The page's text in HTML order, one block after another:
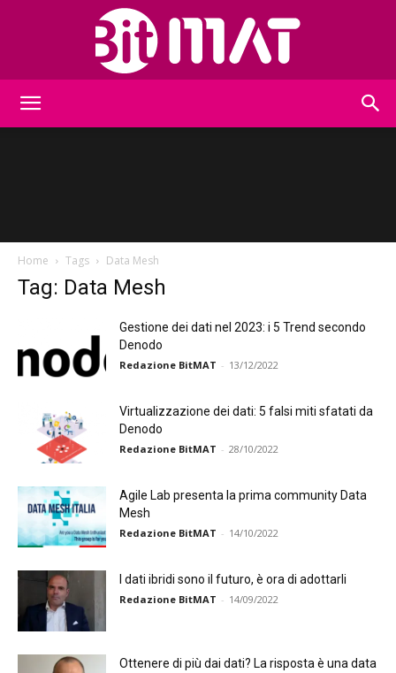
Home Tags Data Mesh
Tag: Data Mesh
Gestione dei dati nel 2023: i 5 Trend secondo
Denodo
Redazione BitMAT - 13/12/2022
Virtualizzazione dei dati: 5 falsi miti sfatati da
Denodo
Redazione BitMAT - 28/10/2022
Agile Lab presenta la prima community Data
Mesh
Redazione BitMAT - 14/10/2022
I dati ibridi sono il futuro, è ora di adottarli
Redazione BitMAT - 14/09/2022
Ottenere di più dai dati? La risposta è una data